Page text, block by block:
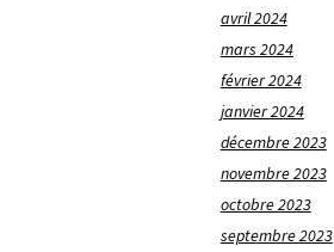
avril 2024
mars 2024
février 2024
janvier 2024
décembre 2023
novembre 2023
octobre 2023
septembre 2023